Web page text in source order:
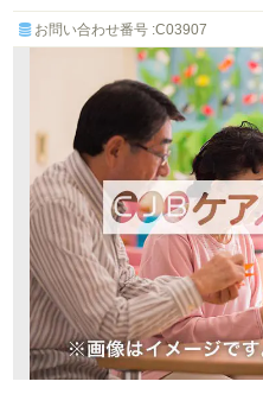
お問い合わせ番号 :C03907